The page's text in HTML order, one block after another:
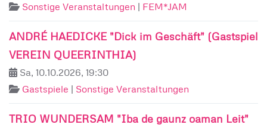
Sonstige Veranstaltungen | FEM*JAM
ANDRÉ HAEDICKE "Dick im Geschäft" (Gastspiel
VEREIN QUEERINTHIA)
Sa, 10.10.2026, 19:30
Gastspiele | Sonstige Veranstaltungen
TRIO WUNDERSAM "Iba de gaunz oaman Leit"